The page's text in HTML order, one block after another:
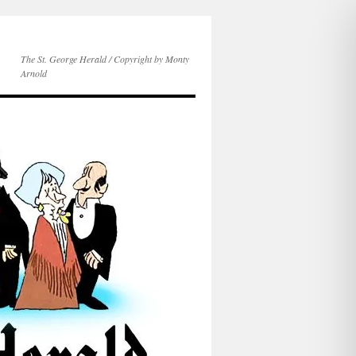
The St. George Herald / Copyright by Monty
Arnold